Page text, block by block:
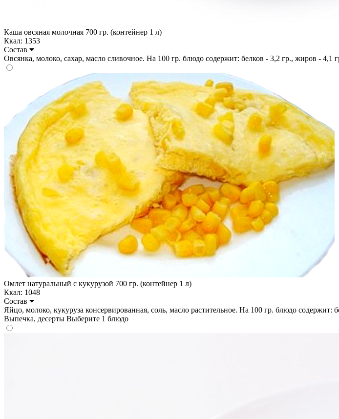
Каша овсяная молочная 700 гр. (контейнер 1 л)
Ккал: 1353
Состав
Овсянка, молоко, сахар, масло сливочное. На 100 гр. блюдо содержит: белков - 3,2 гр., жиров - 4,1
Омлет натуральный с кукурузой 700 гр. (контейнер 1 л)
Ккал: 1048
Состав
Яйцо, молоко, кукуруза консервированная, соль, масло растительное. На 100 гр. блюдо содержит:
Выпечка, десерты Выберите 1 блюдо